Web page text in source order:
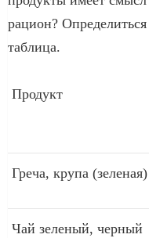
рацион?
таблица.
Продукт
Греча, крупа (зеленая)
Чай зеленый, черный